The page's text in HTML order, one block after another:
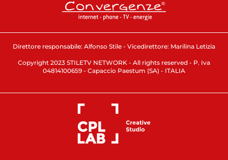
Direttore responsabile: Alfonso Stile - Vicedirettore: Marilina Letizia
Copyright 2023 STILETV NETWORK - All rights reserved - P. Iva
04814100659 - Capaccio Paestum (SA) - ITALIA